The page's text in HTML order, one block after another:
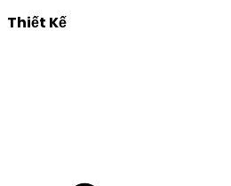
Thiết Kế